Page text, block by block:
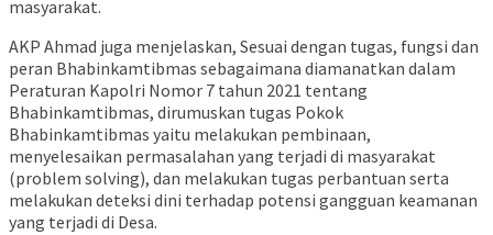
masyarakat.
AKP Ahmad juga menjelaskan, Sesuai dengan tugas, fungsi dan
peran Bhabinkamtibmas sebagaimana diamanatkan dalam
Peraturan Kapolri Nomor 7 tahun 2021 tentang
Bhabinkamtibmas, dirumuskan tugas Pokok
Bhabinkamtibmas yaitu melakukan pembinaan,
menyelesaikan permasalahan yang terjadi di masyarakat
(problem solving), dan melakukan tugas perbantuan serta
melakukan deteksi dini terhadap potensi gangguan keamanan
yang terjadi di Desa.